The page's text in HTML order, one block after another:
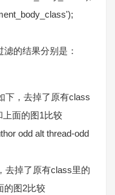
的结果分别是：
下，去掉了原有class
上面的图1比较
odd alt thread-odd
去掉了原有class里的
的图2比较